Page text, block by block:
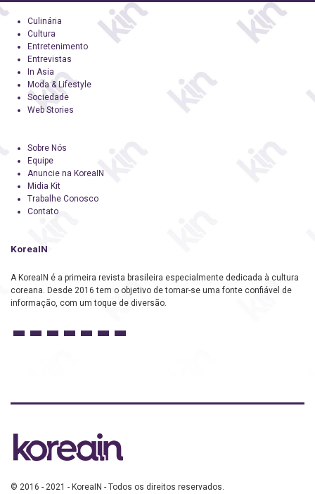
Culinária
Cultura
Entretenimento
Entrevistas
In Asia
Moda & Lifestyle
Sociedade
Web Stories
Sobre Nós
Equipe
Anuncie na KoreaIN
Midia Kit
Trabalhe Conosco
Contato
KoreaIN
A KoreaIN é a primeira revista brasileira especialmente dedicada à cultura
coreana. Desde 2016 tem o objetivo de tornar-se uma fonte confiável de
informação, com um toque de diversão.
© 2016 - 2021 - KoreaIN - Todos os direitos reservados.